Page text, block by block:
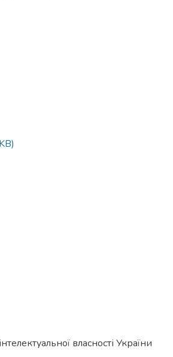
власності України